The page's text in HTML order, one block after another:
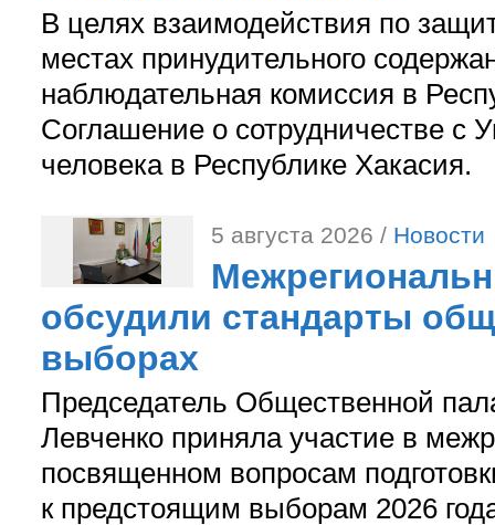
В целях взаимодействия по
местах принудительного
наблюдательная комиссия в
Соглашение о сотрудничестве с
человека в Республике Хакасия.
5 августа 2026 / Новости
обсудили стандарты
выборах
Председатель Общественной
Левченко приняла участие в
посвященном вопросам
к предстоящим выборам 2026